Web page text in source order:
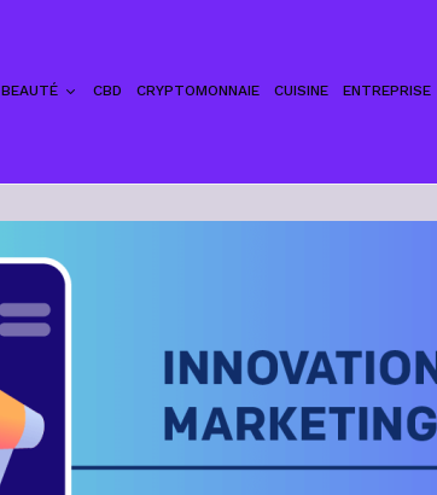
BEAUTÉ CBD CRYPTOMONNAIE CUISINE ENTREPRISE